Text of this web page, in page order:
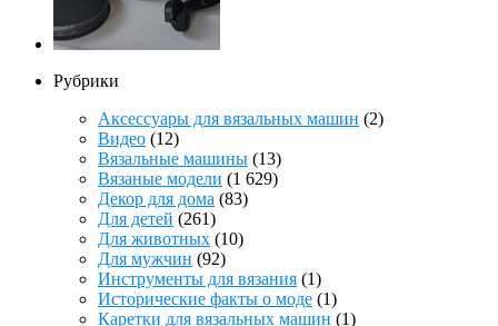
Рубрики
Аксессуары для вязальных машин (2)
Видео (12)
Вязальные машины (13)
Вязаные модели (1 629)
Декор для дома (83)
Для детей (261)
Для животных (10)
Для мужчин (92)
Инструменты для вязания (1)
Исторические факты о моде (1)
Каретки для вязальных машин (1)